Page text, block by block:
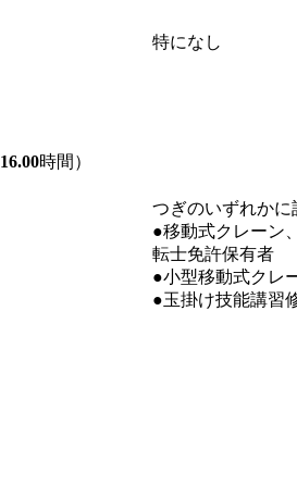
特になし
16.00時間）
つぎのいずれかに
●移動式クレーン
転士免許保有者
●小型移動式クレ
●玉掛け技能講習